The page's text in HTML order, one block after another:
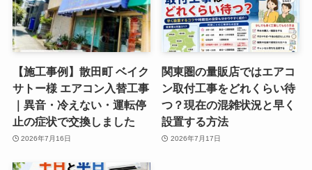
【施工事例】散田町 ベイク
サトー様 エアコン入替工事
｜異音・冷えない・運転停
止の症状で交換しました
2026年7月16日
関東圏の量販店ではエアコ
ン取付工事をどれくらい待
つ？現在の混雑状況と早く
設置する方法
2026年7月17日